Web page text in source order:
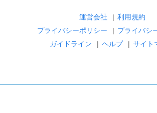
運営会社 | 利用規約
プライバシーポリシー
| プライバシ
ガイドライン
| ヘルプ | サイト